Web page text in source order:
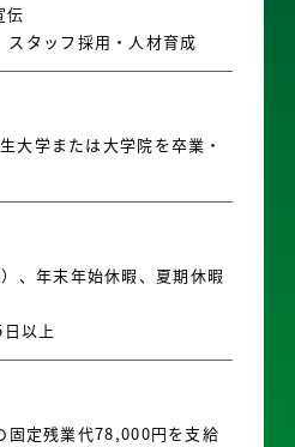
伝
タッフ採用・人材育成
大学または大学院を卒業・
、年末年始休暇、夏期休暇
以上
定残業代78,000円を支給